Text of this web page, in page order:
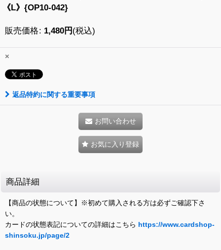
《L》{OP10-042}
販売価格: 1,480円 (税込)
×
返品特約に関する重要事項
お問い合わせ
お気に入り登録
商品詳細
【商品の状態について】※初めて購入される方は必ずご確認下さ
い。
カードの状態表記についての詳細はこちら https://www.cardshop-
shinsoku.jp/page/2